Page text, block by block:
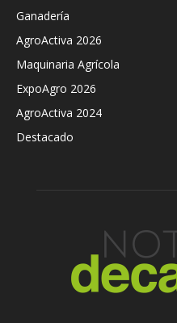
Ganadería
AgroActiva 2026
Maquinaria Agrícola
ExpoAgro 2026
AgroActiva 2024
Destacado